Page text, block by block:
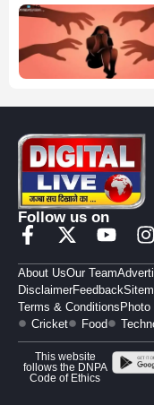
Follow us on
About UsOur Team
DisclaimerFeedback
Terms & ConditionsPhoto
Cricket
Food
This website
follows the DNPA
Code of Ethics